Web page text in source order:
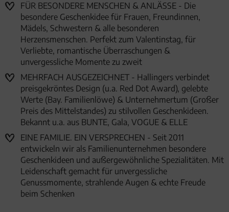
FÜR BESONDERE MENSCHEN & ANLÄSSE - Die
besondere Geschenkidee für Frauen, Freundinnen,
Mädels, Schwestern & alle besonderen
Herzensmenschen. Perfekt zum Valentinstag, für
Verliebte, romantische Überraschungen &
unvergessliche Momente zu zweit
MEHRFACH AUSGEZEICHNET - Hallingers verbindet
preisgekröntes Design (u.a. Red Dot Award), gelebte
Werte (Bay. Familienlöwe) & Unternehmertum (Großer
Preis des Mittelstandes) zu stilvollen Geschenkideen.
Bekannt u.a. aus BUNTE, Gala, VOGUE & ELLE
EINE FAMILIE. EIN VERSPRECHEN - Seit 2011
entwickeln wir als Familienunternehmen besondere
Geschenkideen und außergewöhnliche Spezialitäten. Mit
Leidenschaft gemacht für unvergessliche
Genussmomente, strahlende Augen & echte Freude
beim Schenken